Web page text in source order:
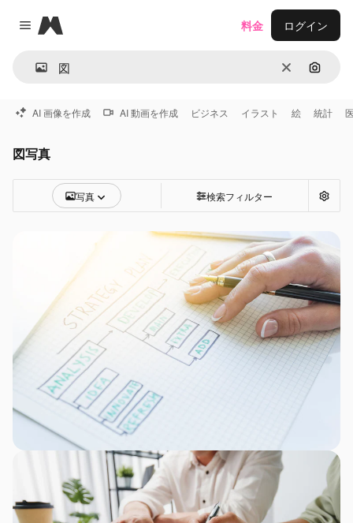
Close menu
Magnific
消去 画像で
料金 ログイン
AI 画像を作成 AI 動画を作成 ビジネス イラスト 絵 統計
図写真
写真 検索フィルター